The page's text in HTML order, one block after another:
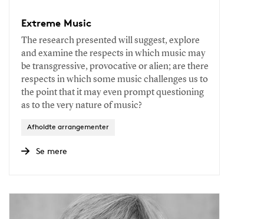
Extreme Music
The research presented will suggest, explore
and examine the respects in which music may
be transgressive, provocative or alien; are there
respects in which some music challenges us to
the point that it may even prompt questioning
as to the very nature of music?
Afholdte arrangementer
Se mere